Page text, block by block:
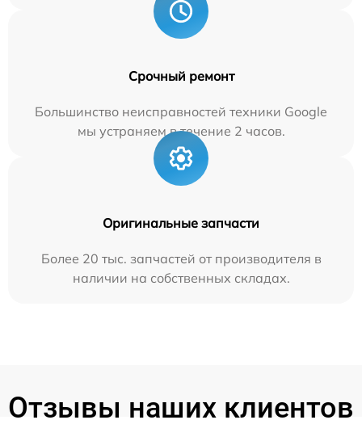
Срочный ремонт
Большинство неисправностей техники Google
мы устраняем в течение 2 часов.
Оригинальные запчасти
Более 20 тыс. запчастей от производителя в
наличии на собственных складах.
Отзывы наших клиентов